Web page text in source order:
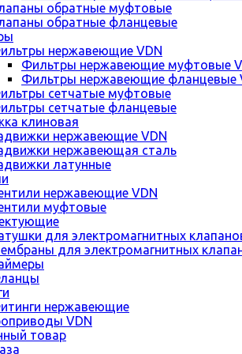
обратные муфтовые
обратные фланцевые
нержавеющие VDN
Фильтры нержавеющие муфтовые
Фильтры нержавеющие фланцевые
сетчатые муфтовые
сетчатые фланцевые
клиновая
нержавеющие VDN
нержавеющая сталь
латунные
нержавеющие VDN
муфтовые
для электромагнитных
для электромагнитных
нержавеющие
VDN
товар